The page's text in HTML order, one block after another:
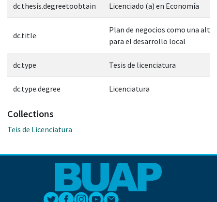
dc.thesis.degreetoobtain Licenciado (a) en Economía
dc.title
Plan de negocios como una
para el desarrollo local
dc.type Tesis de licenciatura
dc.type.degree Licenciatura
Collections
Teis de Licenciatura